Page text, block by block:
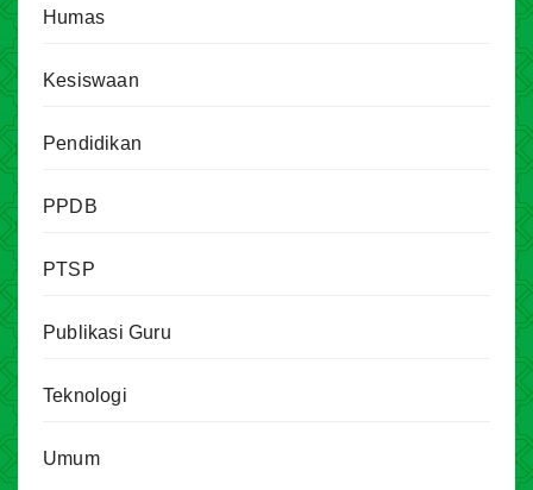
Humas
Kesiswaan
Pendidikan
PPDB
PTSP
Publikasi Guru
Teknologi
Umum